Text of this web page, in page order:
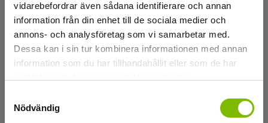
vidarebefordrar även sådana identifierare och annan
information från din enhet till de sociala medier och
annons- och analysföretag som vi samarbetar med.
Dessa kan i sin tur kombinera informationen med annan
information som du har tillhandahållit eller som de har
Nödvändig